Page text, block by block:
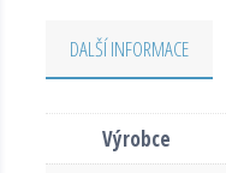
DALŠÍ INFORMACE
Výrobce